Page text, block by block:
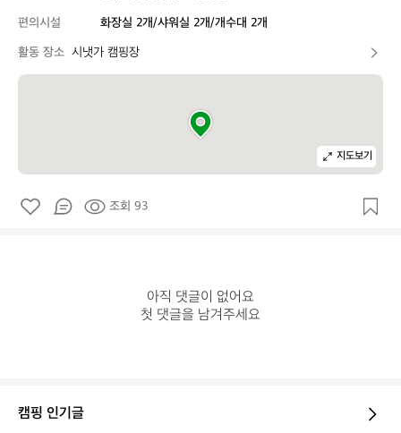
편의시설
화장실 2개/샤워실 2개/개수대 2개
활동 장소 시냇가 캠핑장
지도보기
조회 93
아직 댓글이 없어요
첫 댓글을 남겨주세요
캠핑 인기글